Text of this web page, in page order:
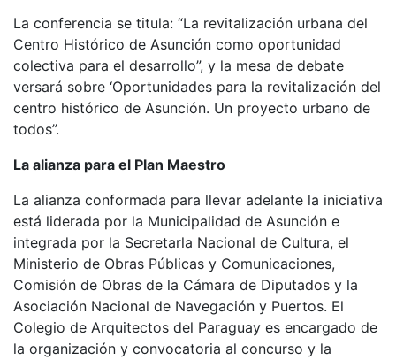
La conferencia se titula: “La revitalización urbana del
Centro Histórico de Asunción como oportunidad
colectiva para el desarrollo”, y la mesa de debate
versará sobre ‘Oportunidades para la revitalización del
centro histórico de Asunción. Un proyecto urbano de
todos”.
La alianza para el Plan Maestro
La alianza conformada para llevar adelante la iniciativa
está liderada por la Municipalidad de Asunción e
integrada por la Secretarla Nacional de Cultura, el
Ministerio de Obras Públicas y Comunicaciones,
Comisión de Obras de la Cámara de Diputados y la
Asociación Nacional de Navegación y Puertos. El
Colegio de Arquitectos del Paraguay es encargado de
la organización y convocatoria al concurso y la